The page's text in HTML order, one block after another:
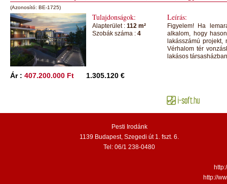
(Azonosító: BE-1725)
Tulajdonságok:
Alapterület : 112 m²
Szobák száma : 4
Leírás:
Figyelem! Ha
alkalom, hogy
lakásszámú
Vérhalom tér
lakásos
Ár : 407.200.000 Ft 1.305.120 €
Pesti Irodánk
1139 Budapest, Szegedi út 1. fszt. 6.
Tel: 06/1 238-0480
http://